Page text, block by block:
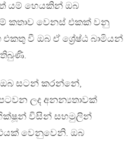
යම් හෙයකින් ඔබ
කතාව වෙනස් එකක් වනු
වී ඔබ ඒ ශ්‍රේෂ්ඨ බාමියන්
තිබුණි.
සටන් කරන්නේ,
ලද අනන්‍යතාවක්
විසින් සහමුලින්
වෙනුවෙනි. ඔබ